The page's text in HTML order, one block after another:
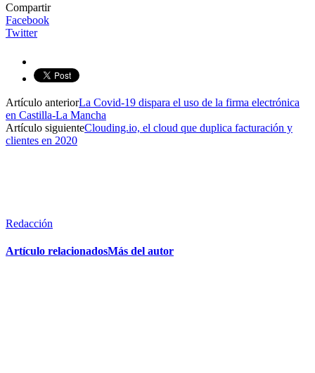
Compartir
Facebook
Twitter
Artículo anteriorLa Covid-19 dispara el uso de la firma electrónica
en Castilla-La Mancha
Artículo siguienteClouding.io, el cloud que duplica facturación y
clientes en 2020
Redacción
Artículo relacionadosMás del autor